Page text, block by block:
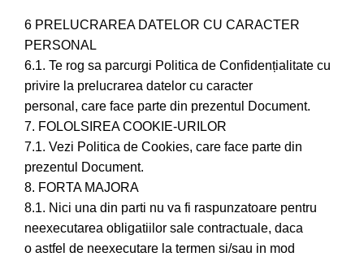
6 PRELUCRAREA DATELOR CU CARACTER
PERSONAL
6.1. Te rog sa parcurgi Politica de Confidențialitate cu
privire la prelucrarea datelor cu caracter
personal, care face parte din prezentul Document.
7. FOLOLSIREA COOKIE-URILOR
7.1. Vezi Politica de Cookies, care face parte din
prezentul Document.
8. FORTA MAJORA
8.1. Nici una din parti nu va fi raspunzatoare pentru
neexecutarea obligatiilor sale contractuale, daca
o astfel de neexecutare la termen si/sau in mod